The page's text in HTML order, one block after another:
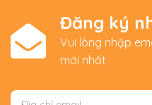
Đăng ký
Vui lòng nhập
mới nhất